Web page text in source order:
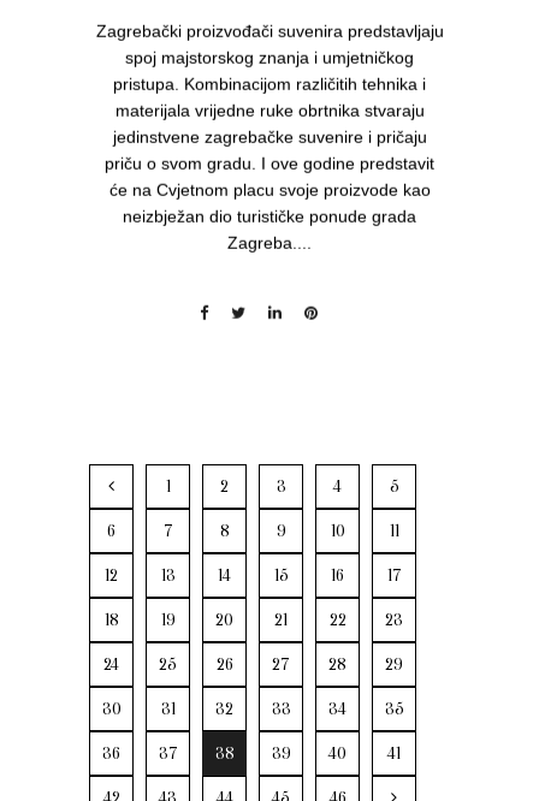
Zagrebački proizvođači suvenira predstavljaju
spoj majstorskog znanja i umjetničkog
pristupa. Kombinacijom različitih tehnika i
materijala vrijedne ruke obrtnika stvaraju
jedinstvene zagrebačke suvenire i pričaju
priču o svom gradu. I ove godine predstavit
će na Cvjetnom placu svoje proizvode kao
neizbježan dio turističke ponude grada
Zagreba....
1 2 3 4 5
6 7 8 9 10 11
12 13 14 15 16 17
18 19 20 21 22 23
24 25 26 27 28 29
30 31 32 33 34 35
36 37 38 39 40 41